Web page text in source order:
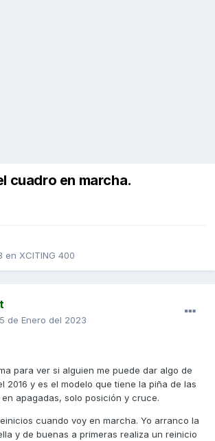
cuadro en marcha.
en XCITING 400
5 de Enero del 2023
para ver si alguien me puede dar algo de
2016 y es el modelo que tiene la piña de las
apagadas, solo posición y cruce.
cuando voy en marcha. Yo arranco la
y de buenas a primeras realiza un reinicio